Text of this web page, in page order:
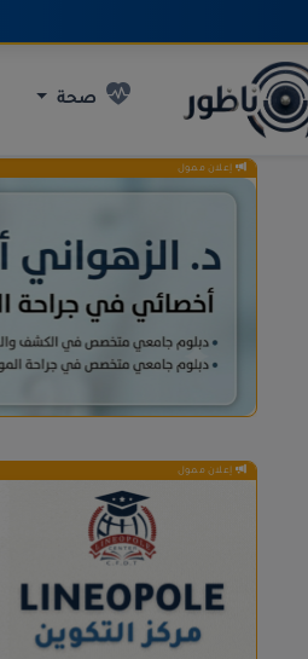
صحة
إعلان ممول
إعلان ممول